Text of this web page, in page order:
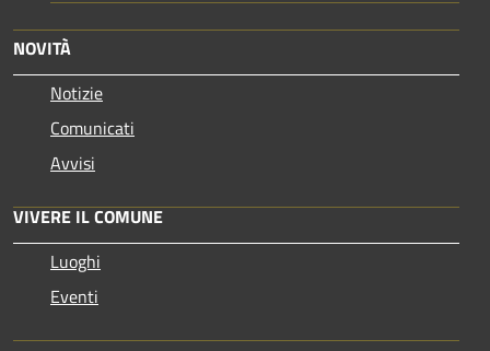
NOVITÀ
Notizie
Comunicati
Avvisi
VIVERE IL COMUNE
Luoghi
Eventi